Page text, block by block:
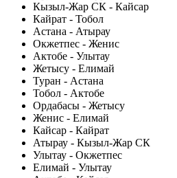
Кызыл-Жар СК - Кайсар
Кайрат - Тобол
Астана - Атырау
Окжетпес - Женис
Актобе - Улытау
Жетысу - Елимай
Туран - Астана
Тобол - Актобе
Ордабасы - Жетысу
Женис - Елимай
Кайсар - Кайрат
Атырау - Кызыл-Жар СК
Улытау - Окжетпес
Елимай - Улытау